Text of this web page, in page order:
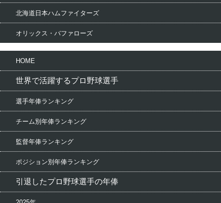
北海道日本ハムファイターズ
オリックス・バファローズ
HOME
世界で活躍するプロ野球選手
選手年俸ランキング
チーム別年俸ランキング
監督年俸ランキング
ポジション別年俸ランキング
引退したプロ野球選手の年俸